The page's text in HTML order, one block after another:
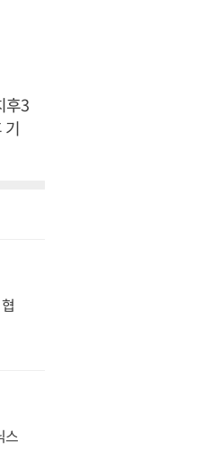
후3
기
스